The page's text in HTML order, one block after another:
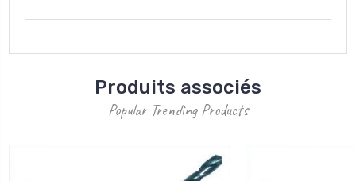
Produits associés
Popular Trending Products